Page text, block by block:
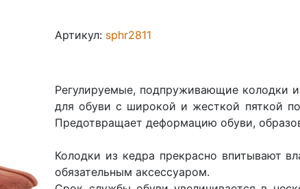
Артикул: sphr2811
Регулируемые, подпруживающие колодки
для обуви с широкой и жесткой пяткой
Предотвращает деформацию обуви,
Колодки из кедра прекрасно впитывают
обязательным аксессуаром.